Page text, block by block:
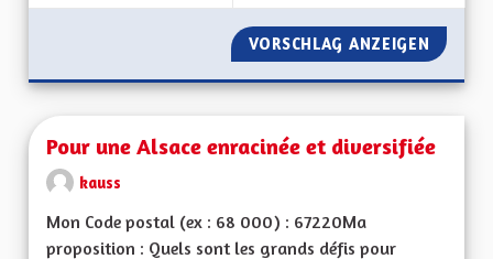
VORSCHLAG ANZEIGEN
Pour une Alsace enracinée et diversifiée
kauss
Mon Code postal (ex : 68 000) : 67220Ma
proposition : Quels sont les grands défis pour